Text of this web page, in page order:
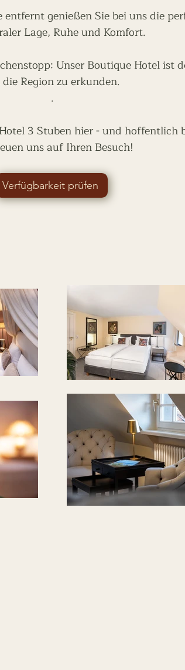
genießen Sie bei uns die
Lage, Ruhe und Komfort.
Unser Boutique Hotel ist
Region zu erkunden.
.
3 Stuben hier - und hoffentlich
uns auf Ihren Besuch!
Verfügbarkeit prüfen